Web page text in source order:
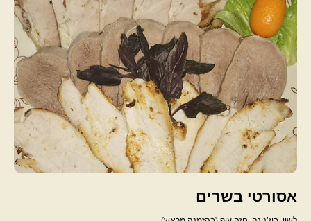
אסורטי בשרים